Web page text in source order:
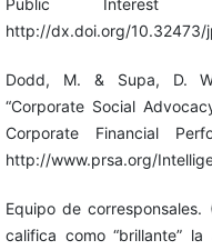
Public Interest
http://dx.doi.org/10.32473/
Dodd, M. & Supa, D.
“Corporate Social
Corporate Financial
http://www.prsa.org/
Equipo de
califica como “brillante”